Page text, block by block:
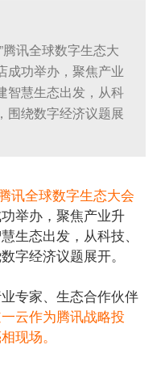
讯全球数字生态大
成功举办，聚焦产业
智慧生态出发，从科
围绕数字经济议题展
讯全球数字生态大会
举办，聚焦产业升
生态出发，从科技、
字经济议题展开。
专家、生态合作伙伴
云作为腾讯战略投
现场。